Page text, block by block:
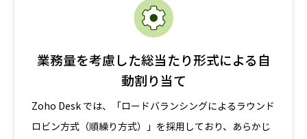
業務量を考慮した総当たり形式による自
動割り当て
Zoho Desk では、「ロードバランシングによるラウンド
ロビン方式（順繰り方式）」を採用しており、あらかじ